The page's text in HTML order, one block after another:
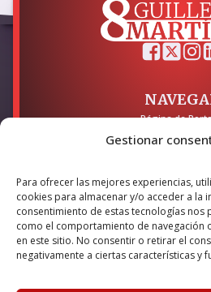
Gestionar
Para ofrecer las mejores experiencias,
cookies para almacenar y/o acceder a la
consentimiento de estas tecnologías
como el comportamiento de navegación
en este sitio. No consentir o retirar el
negativamente a ciertas características y
Página de
LEGAL
Política de
Política de
Accesibilidad
Esta empresa ha sido beneficiaria
internet, financiado por la Unión